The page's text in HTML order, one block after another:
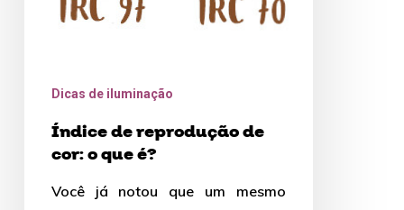
Dicas de iluminação
Índice de reprodução de
cor: o que é?
Você já notou que um mesmo